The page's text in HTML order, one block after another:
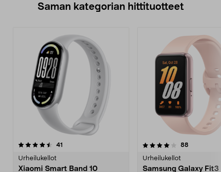
Saman kategorian hittituotteet
41
Urheilukellot
Xiaomi Smart Band 10
4.0 viidestä
88arvostelut
Urheilukellot
Samsung Galaxy Fit3
4.5 viidestä